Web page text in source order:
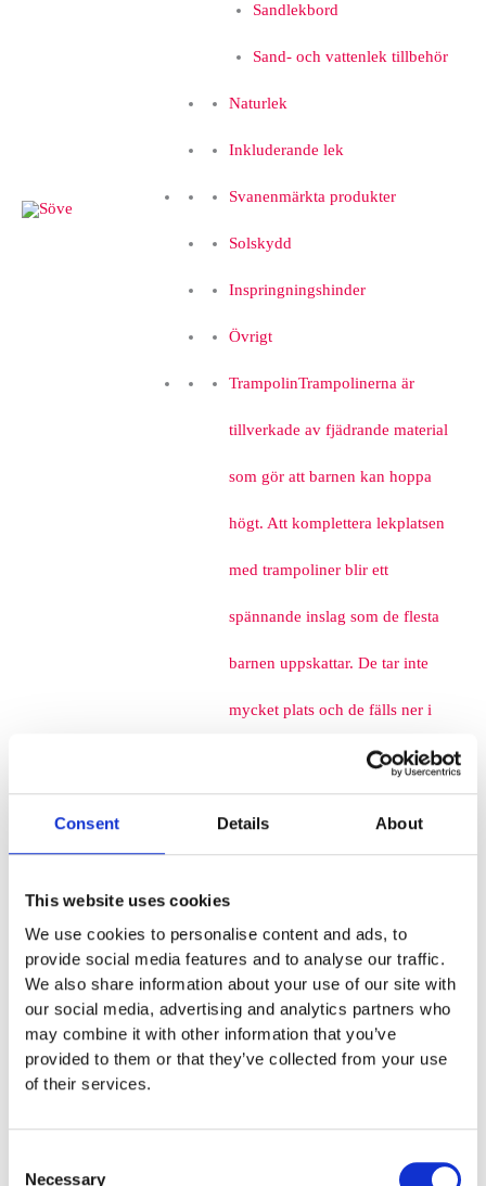
Consent Details About
This website uses cookies
We use cookies to personalise content and ads, to
provide social media features and to analyse our traffic.
We also share information about your use of our site with
our social media, advertising and analytics partners who
may combine it with other information that you’ve
provided to them or that they’ve collected from your use
of their services.
Necessary
Sandlekbord
Sand- och vattenlek tillbehör
Naturlek
Inkluderande lek
Svanenmärkta produkter
Solskydd
Inspringningshinder
Övrigt
TrampolinTrampolinerna är
tillverkade av fjädrande material
som gör att barnen kan hoppa
högt. Att komplettera lekplatsen
med trampoliner blir ett
spännande inslag som de flesta
barnen uppskattar. De tar inte
mycket plats och de fälls ner i
marken så de kan med fördel
lediga ytor. När barnen springer
mellan klätterställningar och
FALLSKYDD & UNDERLAG
Fallskyddsmattor
mm - för fallhöjd till och med